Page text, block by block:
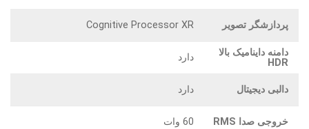
پردازشگر تصویر Cognitive Processor XR
دامنه داینامیک بالا
HDR
دارد
دالبی دیجیتال دارد
خروجی صدا RMS 60 وات